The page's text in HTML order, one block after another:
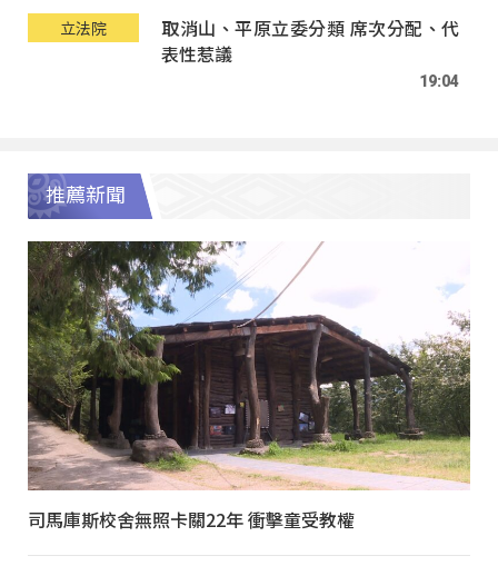
立法院
取消山、平原立委分類 席次分配、代
表性惹議
19:04
推薦新聞
司馬庫斯校舍無照卡關22年 衝擊童受教權